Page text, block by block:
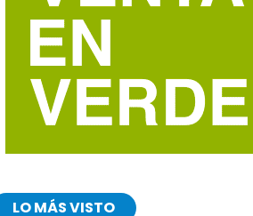
LO MÁS VISTO